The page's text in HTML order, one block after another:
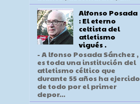
Alfonso Posada
: El eterno
celtista del
atletismo
vigués .
- A lfonso Posada Sánchez ,
es toda una institución del
atletismo céltico que
durante 55 años ha ejercido
de todo por el primer
depor...